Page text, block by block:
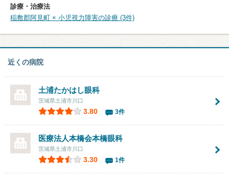
診療・治療法
稲敷郡阿見町 × 小児視力障害の診療 (3件)
近くの病院
土浦たかはし眼科
茨城県土浦市川口
3.80 3件
医療法人本橋会本橋眼科
茨城県土浦市川口
3.30 1件